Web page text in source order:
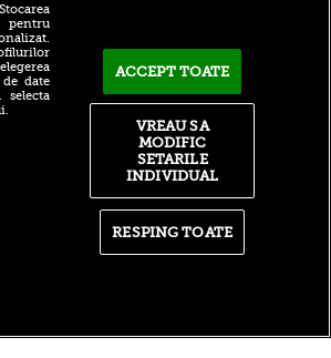
Maldini a trecut
și semnează
pentru
date
ACCEPT TOATE
RESPING TOATE
VREAU SA
MODIFIC
SETARILE
INDIVIDUAL